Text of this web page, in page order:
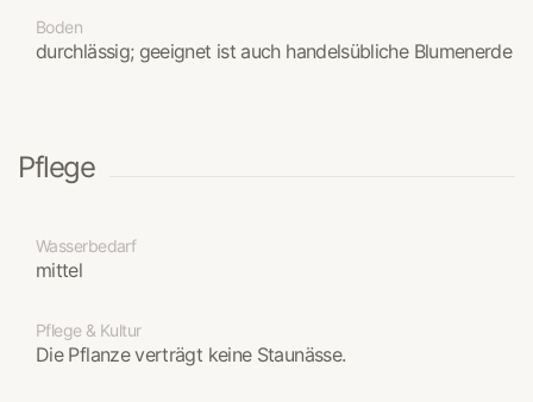
Boden
durchlässig; geeignet ist auch handelsübliche Blumenerde
Pflege
Wasserbedarf
mittel
Pflege & Kultur
Die Pflanze verträgt keine Staunässe.